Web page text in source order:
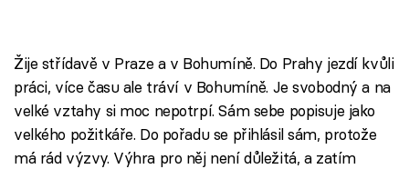
Žije střídavě v Praze a v Bohumíně. Do Prahy jezdí kvůli
práci, více času ale tráví v Bohumíně. Je svobodný a na
velké vztahy si moc nepotrpí. Sám sebe popisuje jako
velkého požitkáře. Do pořadu se přihlásil sám, protože
má rád výzvy. Výhra pro něj není důležitá, a zatím